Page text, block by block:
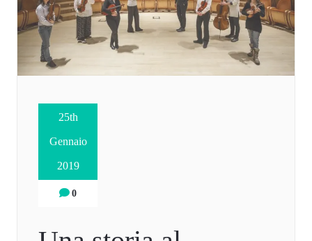
25th
Gennaio
2019
0